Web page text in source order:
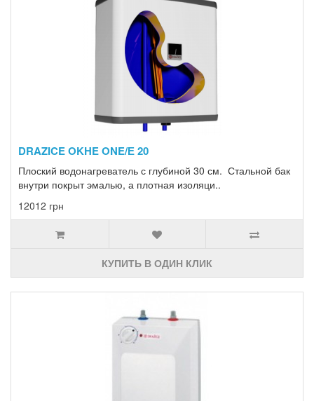
DRAZICE OKHE ONE/Е 20
Плоский водонагреватель с глубиной 30 см. Стальной бак
внутри покрыт эмалью, а плотная изоляци..
12012 грн
КУПИТЬ В ОДИН КЛИК